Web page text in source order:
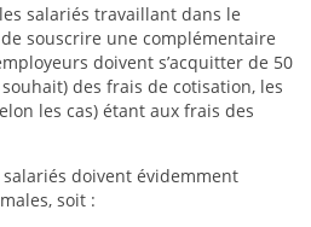
salariés travaillant dans le
souscrire une complémentaire
doivent s’acquitter de 50
des frais de cotisation, les
les cas) étant aux frais des
doivent évidemment
soit :